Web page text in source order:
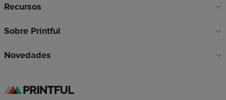
Recursos
Sobre Printful
Novedades